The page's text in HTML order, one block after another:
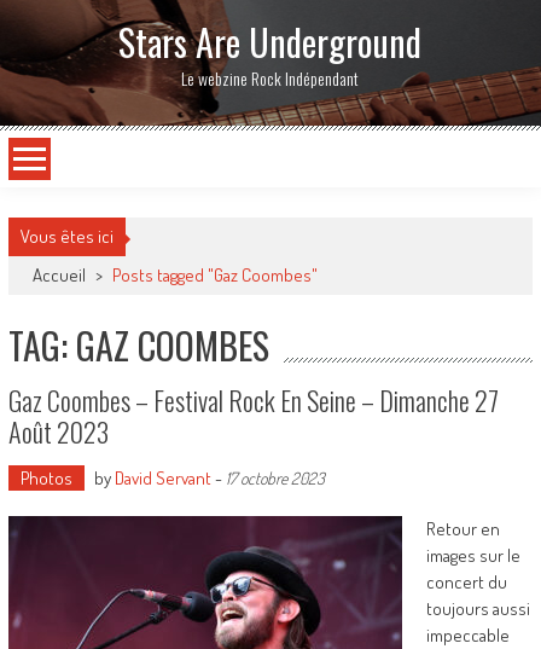
Stars Are Underground
Le webzine Rock Indépendant
Vous êtes ici
Accueil > Posts tagged "Gaz Coombes"
TAG: GAZ COOMBES
Gaz Coombes – Festival Rock En Seine – Dimanche 27
Août 2023
Photos by David Servant- 17 octobre 2023
Retour en
images sur le
concert du
toujours aussi
impeccable